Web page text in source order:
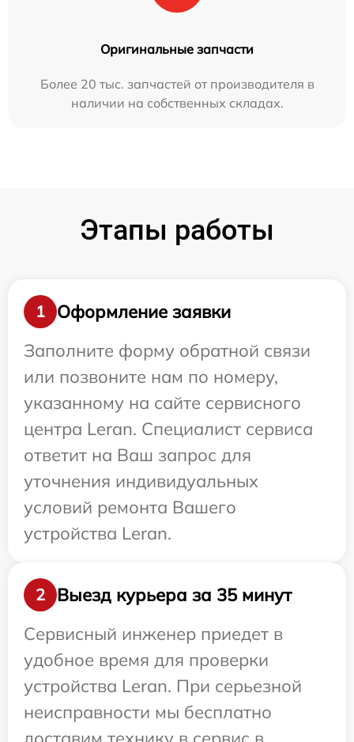
Оригинальные запчасти
Более 20 тыс. запчастей от производителя в
наличии на собственных складах.
Этапы работы
1
Оформление заявки
Заполните форму обратной связи
или позвоните нам по номеру,
указанному на сайте сервисного
центра Leran. Специалист сервиса
ответит на Ваш запрос для
уточнения индивидуальных
условий ремонта Вашего
устройства Leran.
2
Выезд курьера за 35 минут
Сервисный инженер приедет в
удобное время для проверки
устройства Leran. При серьезной
неисправности мы бесплатно